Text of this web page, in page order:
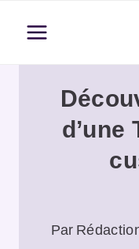
contenu
d’une
Par